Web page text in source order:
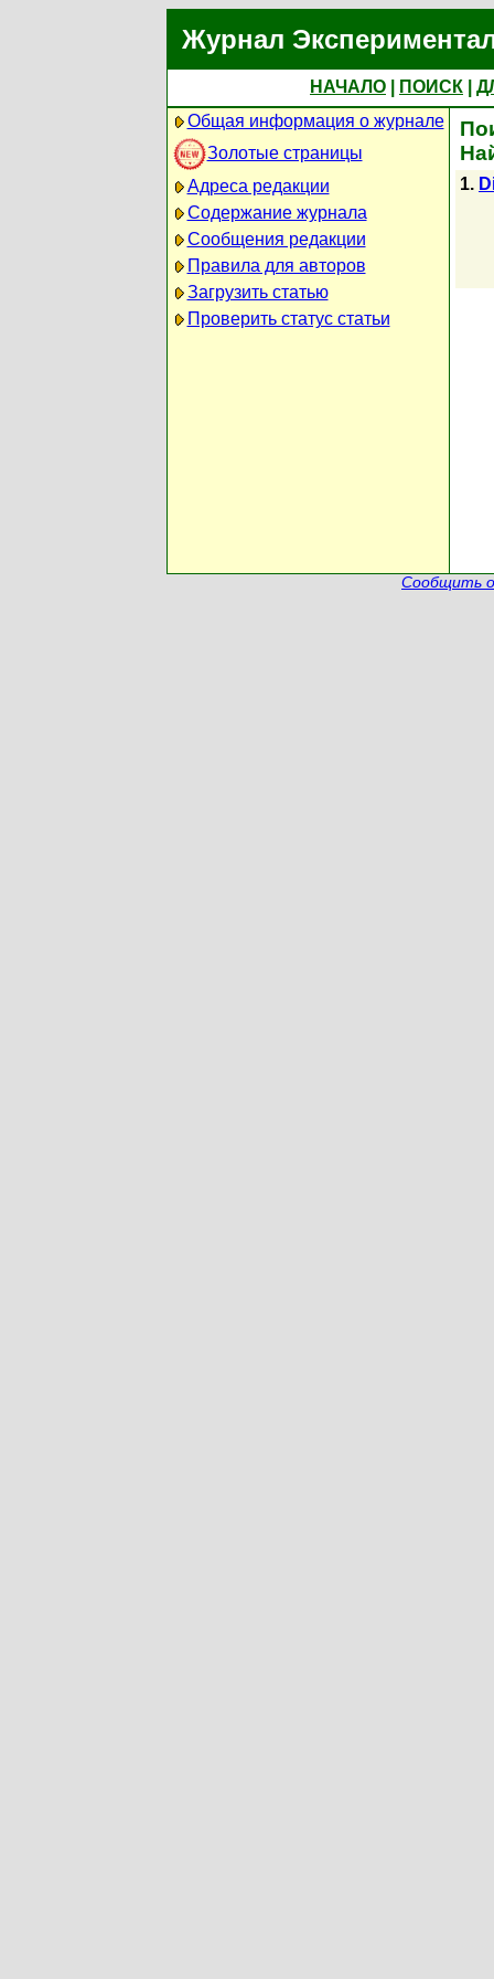
Журнал
НАЧАЛО ПОИСК
Общая информация о журнале
Золотые страницы
Адреса редакции
Содержание журнала
Сообщения редакции
Правила для авторов
Загрузить статью
Проверить статус статьи
1.
Сообщить о